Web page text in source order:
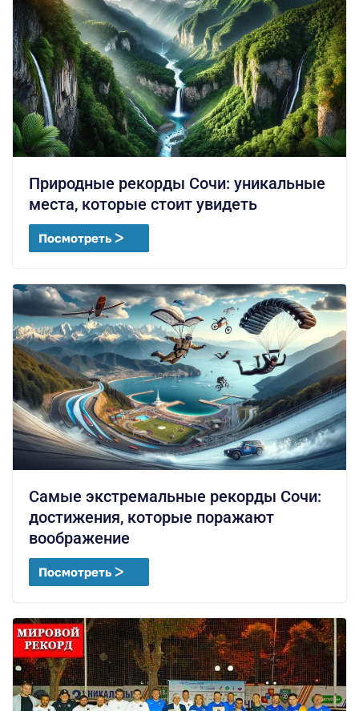
Природные рекорды Сочи: уникальные
места, которые стоит увидеть
Посмотреть ᐳ
Самые экстремальные рекорды Сочи:
достижения, которые поражают
воображение
Посмотреть ᐳ